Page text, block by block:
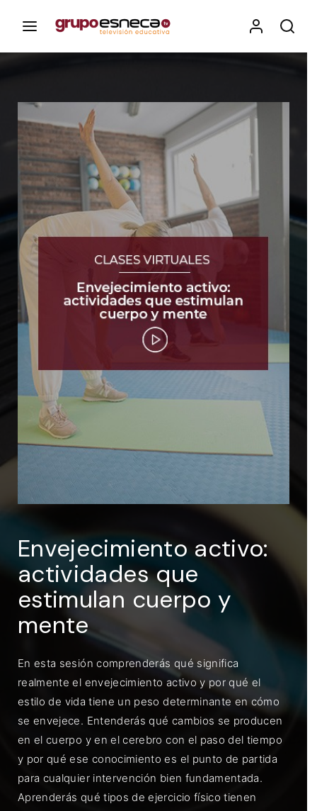
Envejecimiento activo:
actividades que
estimulan cuerpo y
mente
En esta sesión comprenderás qué significa
realmente el envejecimiento activo y por qué el
estilo de vida tiene un peso determinante en cómo
se envejece. Entenderás qué cambios se producen
en el cuerpo y en el cerebro con el paso del tiempo
y por qué ese conocimiento es el punto de partida
para cualquier intervención bien fundamentada.
Aprenderás qué tipos de ejercicio físico tienen
Esneca TV
Iniciar Sesión
Para iniciar sesión debes introducir el
mismo usuario y contraseña que utilizas
para acceder al campus virtual:
https://elcampusonline.com
Dirección de correo electrónico
Contraseña
ENTRAR
Recuérdame